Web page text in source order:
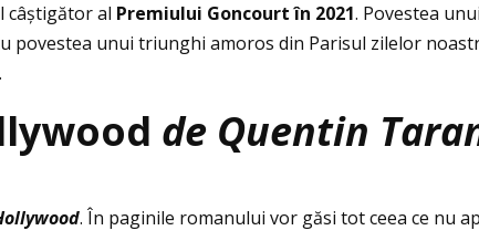
câștigător al Premiului Goncourt în 2021. Povestea
povestea unui triunghi amoros din Parisul zilelor
de Quentin
. În paginile romanului vor găsi tot ceea ce nu